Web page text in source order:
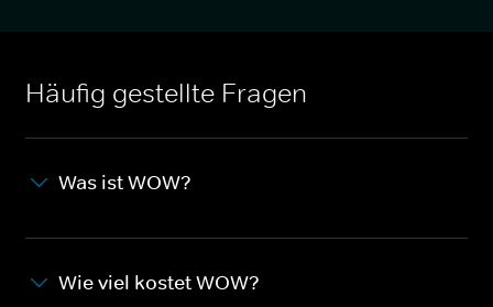
Häufig gestellte Fragen
Was ist WOW?
Wie viel kostet WOW?